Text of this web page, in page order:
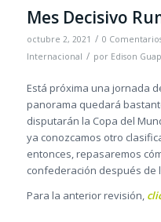
Mes Decisivo
octubre 2, 2021 / 0
Internacional / por Edison
Está próxima una jornada
panorama quedará
disputarán la Copa del
ya conozcamos otro
entonces, repasaremos
confederación después de
Para la anterior revisión,